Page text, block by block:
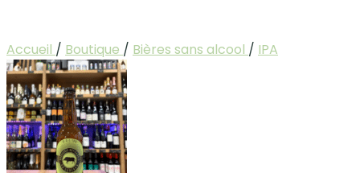
Accueil / Boutique / Bières sans alcool / IPA